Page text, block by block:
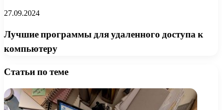
27.09.2024
Лучшие программы для удаленного доступа к
компьютеру
Статьи по теме